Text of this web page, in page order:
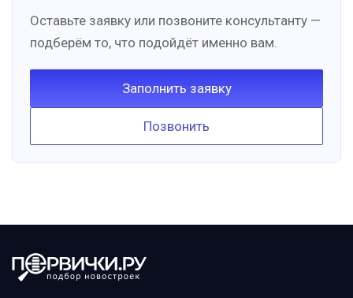
Оставьте заявку или позвоните консультанту —
подберём то, что подойдёт именно вам.
Заполнить заявку
Позвонить